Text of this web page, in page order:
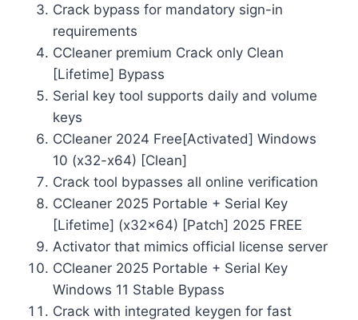
Crack bypass for mandatory sign-in
requirements
CCleaner premium Crack only Clean
[Lifetime] Bypass
Serial key tool supports daily and volume
keys
CCleaner 2024 Free[Activated] Windows
10 (x32-x64) [Clean]
Crack tool bypasses all online verification
CCleaner 2025 Portable + Serial Key
[Lifetime] (x32x64) [Patch] 2025 FREE
Activator that mimics official license server
CCleaner 2025 Portable + Serial Key
Windows 11 Stable Bypass
Crack with integrated keygen for fast